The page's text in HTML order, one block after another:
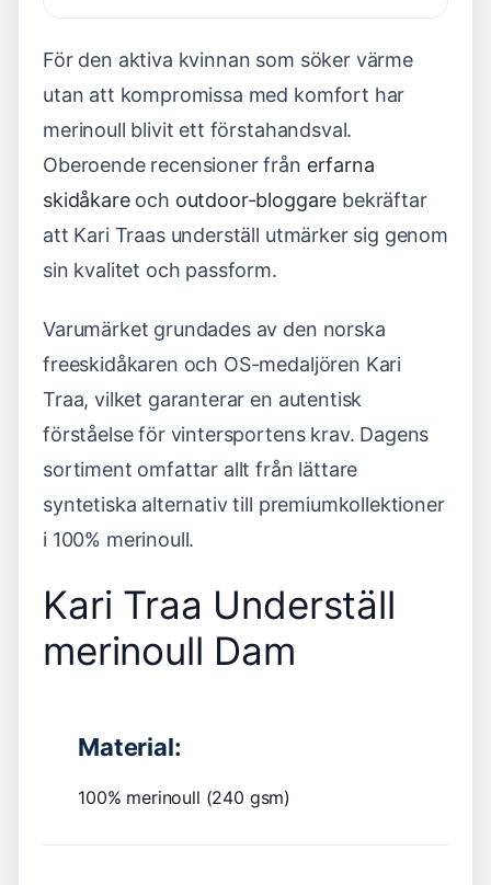
För den aktiva kvinnan som söker värme
utan att kompromissa med komfort har
merinoull blivit ett förstahandsval.
Oberoende recensioner från erfarna
skidåkareoch outdoor-bloggare bekräftar
att Kari Traas underställ utmärker sig genom
sin kvalitet och passform.
Varumärket grundades av den norska
freeskidåkaren och OS-medaljören Kari
Traa, vilket garanterar en autentisk
förståelse för vintersportens krav. Dagens
sortiment omfattar allt från lättare
syntetiska alternativ till premiumkollektioner
i 100% merinoull.
Kari Traa Underställ
merinoull Dam
Material:
100% merinoull (240 gsm)